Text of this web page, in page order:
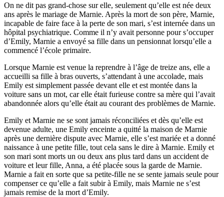
On ne dit pas grand-chose sur elle, seulement qu’elle est née deux
ans après le mariage de Marnie. Après la mort de son père, Marnie,
incapable de faire face à la perte de son mari, s’est internée dans un
hôpital psychiatrique. Comme il n’y avait personne pour s’occuper
d’Emily, Marnie a envoyé sa fille dans un pensionnat lorsqu’elle a
commencé l’école primaire.
Lorsque Marnie est venue la reprendre à l’âge de treize ans, elle a
accueilli sa fille à bras ouverts, s’attendant à une accolade, mais
Emily est simplement passée devant elle et est montée dans la
voiture sans un mot, car elle était furieuse contre sa mère qui l’avait
abandonnée alors qu’elle était au courant des problèmes de Marnie.
Emily et Marnie ne se sont jamais réconciliées et dès qu’elle est
devenue adulte, une Emily enceinte a quitté la maison de Marnie
après une dernière dispute avec Marnie, elle s’est mariée et a donné
naissance à une petite fille, tout cela sans le dire à Marnie. Emily et
son mari sont morts un ou deux ans plus tard dans un accident de
voiture et leur fille, Anna, a été placée sous la garde de Marnie.
Marnie a fait en sorte que sa petite-fille ne se sente jamais seule pour
compenser ce qu’elle a fait subir à Emily, mais Marnie ne s’est
jamais remise de la mort d’Emily.